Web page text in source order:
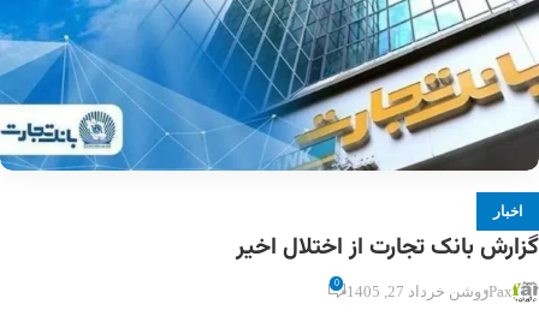
اخبار
گزارش بانک تجارت از اختلال اخیر
Paxروشن خرداد 27, 1405
0